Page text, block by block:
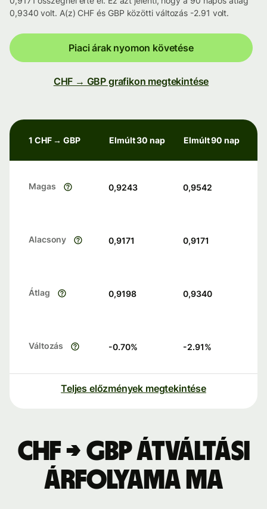
0,9340 volt. A(z) CHF és GBP közötti változás -2.91 volt.
Piaci árak nyomon követése
CHF → GBP grafikon megtekintése
1 CHF → GBP Elmúlt 30 nap Elmúlt 90 nap
Magas 0,9243 0,9542
Alacsony 0,9171 0,9171
Átlag 0,9198 0,9340
Változás -0.70% -2.91%
Teljes előzmények megtekintése
CHF → GBP átváltási
árfolyama ma